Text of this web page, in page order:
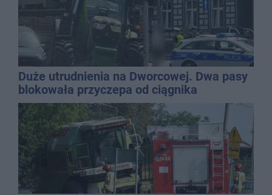
Duże utrudnienia na Dworcowej. Dwa pasy
blokowała przyczepa od ciągnika